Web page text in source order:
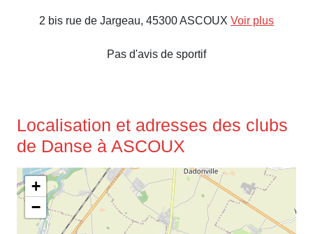
2 bis rue de Jargeau, 45300 ASCOUX Voir plus
Pas d'avis de sportif
Localisation et adresses des clubs
de Danse à ASCOUX
+
−